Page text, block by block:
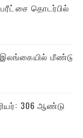
பரீட்சை தொடர்பில்
இலங்கையில் மீண்டும்
306 ஆண்டு